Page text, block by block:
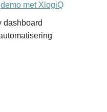
demo met XlogiQ